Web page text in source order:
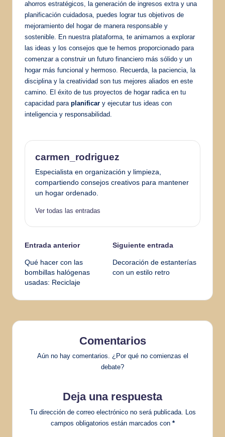
ahorros estratégicos, la generación de ingresos extra y una
planificación cuidadosa, puedes lograr tus objetivos de
mejoramiento del hogar de manera responsable y
sostenible. En nuestra plataforma, te animamos a explorar
las ideas y los consejos que te hemos proporcionado para
comenzar a construir un futuro financiero más sólido y un
hogar más funcional y hermoso. Recuerda, la paciencia, la
disciplina y la creatividad son tus mejores aliados en este
camino. El éxito de tus proyectos de hogar radica en tu
capacidad para planificar y ejecutar tus ideas con
inteligencia y responsabilidad.
carmen_rodriguez
Especialista en organización y limpieza,
compartiendo consejos creativos para mantener
un hogar ordenado.
Ver todas las entradas
Navegación
de
entradas
Entrada anterior
Qué hacer con las
bombillas halógenas
usadas: Reciclaje
Siguiente entrada
Decoración de estanterías
con un estilo retro
Comentarios
Aún no hay comentarios. ¿Por qué no comienzas el
debate?
Deja una respuesta
Tu dirección de correo electrónico no será publicada. Los
campos obligatorios están marcados con *